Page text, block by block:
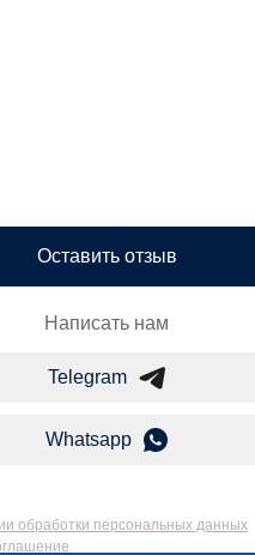
Оставить отзыв
Написать нам
Telegram
Whatsapp
обработки персональных данных